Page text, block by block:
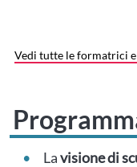
Vedi tutte le formatrici
Lavisione di